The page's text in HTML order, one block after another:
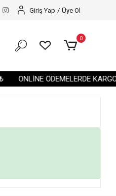
ONLİNE ÖDEMELERDE
Giriş Yap / Üye Ol
0